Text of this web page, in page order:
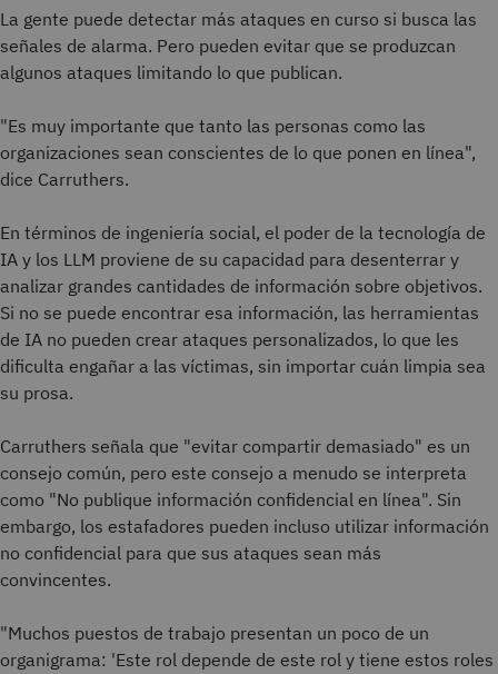
La gente puede detectar más ataques en curso si busca las
señales de alarma. Pero pueden evitar que se produzcan
algunos ataques limitando lo que publican.
"Es muy importante que tanto las personas como las
organizaciones sean conscientes de lo que ponen en línea",
dice Carruthers.
En términos de ingeniería social, el poder de la tecnología de
IA y los LLM proviene de su capacidad para desenterrar y
analizar grandes cantidades de información sobre objetivos.
Si no se puede encontrar esa información, las herramientas
de IA no pueden crear ataques personalizados, lo que les
dificulta engañar a las víctimas, sin importar cuán limpia sea
su prosa.
Carruthers señala que "evitar compartir demasiado" es un
consejo común, pero este consejo a menudo se interpreta
como "No publique información confidencial en línea". Sin
embargo, los estafadores pueden incluso utilizar información
no confidencial para que sus ataques sean más
convincentes.
"Muchos puestos de trabajo presentan un poco de un
organigrama: 'Este rol depende de este rol y tiene estos roles